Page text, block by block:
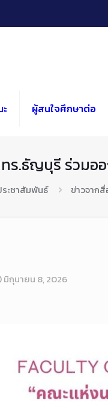
ผู้สนใจศึกษาต่อ
ร.ธัญบุรี ร่วมอ
ระชาสัมพันธ์ ข่าวจากสื่
มิถุนายน 8, 2026